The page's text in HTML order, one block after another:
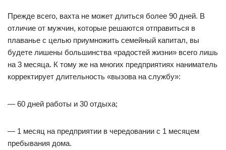
Прежде всего, вахта не может длиться более 90 дней. В
отличие от мужчин, которые решаются отправиться в
плаванье с целью приумножить семейный капитал, вы
будете лишены большинства «радостей жизни» всего лишь
на 3 месяца. К тому же на многих предприятиях наниматель
корректирует длительность «вызова на службу»:
— 60 дней работы и 30 отдыха;
— 1 месяц на предприятии в чередовании с 1 месяцем
пребывания дома.